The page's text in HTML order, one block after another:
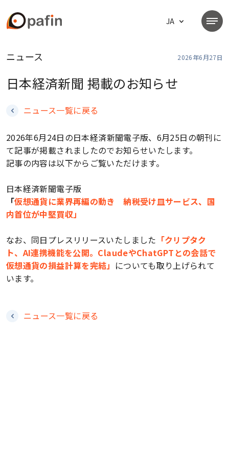
会社概要
ニュース 2026年6月27日
日本経済新聞 掲載のお知らせ
ニュース一覧に戻る
2026年6月24日の日本経済新聞電子版、6月25日の朝刊に
て記事が掲載されましたのでお知らせいたします。
記事の内容は以下からご覧いただけます。
日本経済新聞電子版
「仮想通貨に業界再編の動き 納税受け皿サービス、国
内首位が中堅買収」
なお、同日プレスリリースいたしました 「クリプタク
ト、AI連携機能を公開。ClaudeやChatGPTとの会話で
仮想通貨の損益計算を完結」
についても取り上げられて
います。
ニュース一覧に戻る